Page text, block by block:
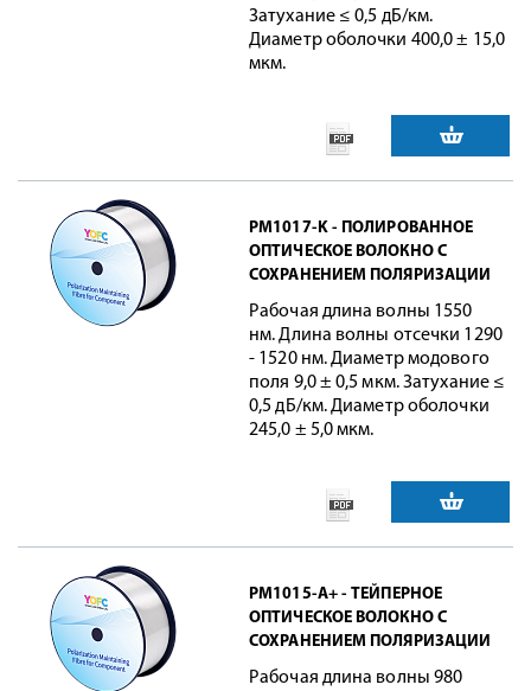
Затухание ≤ 0,5 дБ/км.
Диаметр оболочки 400,0 ± 15,0
мкм.
PM1017-K - ПОЛИРОВАННОЕ
ОПТИЧЕСКОЕ ВОЛОКНО С
СОХРАНЕНИЕМ ПОЛЯРИЗАЦИИ
Рабочая длина волны 1550
нм. Длина волны отсечки 1290
- 1520 нм. Диаметр модового
поля 9,0 ± 0,5 мкм. Затухание ≤
0,5 дБ/км. Диаметр оболочки
245,0 ± 5,0 мкм.
PM1015-A+ - ТЕЙПЕРНОЕ
ОПТИЧЕСКОЕ ВОЛОКНО С
СОХРАНЕНИЕМ ПОЛЯРИЗАЦИИ
Рабочая длина волны 980